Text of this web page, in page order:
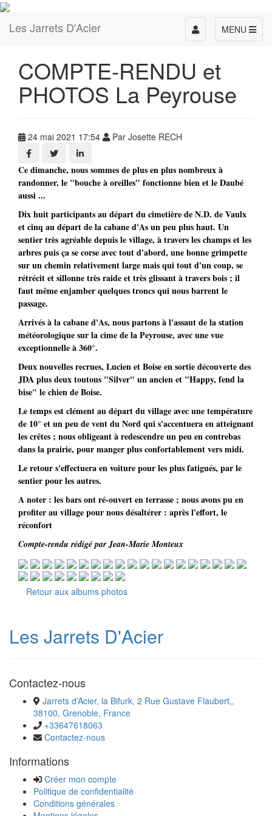
Les Jarrets D'Acier MENU
Toggle
navigation
COMPTE-RENDU et
PHOTOS La Peyrouse
24 mai 2021 17:54 Par Josette RECH
Ce dimanche, nous sommes de plus en plus nombreux à
randonner, le "bouche à oreilles" fonctionne bien et le Daubé
aussi ...
Dix huit participants au départ du cimetière de N.D. de Vaulx
et cinq au départ de la cabane d'As un peu plus haut. Un
sentier très agréable depuis le village, à travers les champs et les
arbres puis ça se corse avec tout d'abord, une bonne grimpette
sur un chemin relativement large mais qui tout d'un coup, se
rétrécit et sillonne très raide et très glissant à travers bois ; il
faut même enjamber quelques troncs qui nous barrent le
passage.
Arrivés à la cabane d'As, nous partons à l'assaut de la station
météorologique sur la cime de la Peyrouse, avec une vue
exceptionnelle à 360°.
Deux nouvelles recrues, Lucien et Boise en sortie découverte des
JDA plus deux toutous "Silver" un ancien et "Happy, fend la
bise" le chien de Boise.
Le temps est clément au départ du village avec une température
de 10° et un peu de vent du Nord qui s'accentuera en atteignant
les crêtes ; nous obligeant à redescendre un peu en contrebas
dans la prairie, pour manger plus confortablement vers midi.
Le retour s'effectuera en voiture pour les plus fatigués, par le
sentier pour les autres.
A noter : les bars ont ré-ouvert en terrasse ; nous avons pu en
profiter au village pour nous désaltérer : après l'effort, le
réconfort
Compte-rendu rédigé par Jean-Marie Monteux
Retour aux albums photos
Les Jarrets D'Acier
Contactez-nous
Jarrets d’Acier, la Bifurk, 2 Rue Gustave Flaubert,,
38100, Grenoble, France
+33647618063
Contactez-nous
Informations
Créer mon compte
Politique de confidentialité
Conditions générales